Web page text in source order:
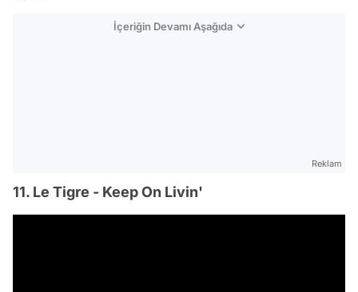
İçeriğin Devamı Aşağıda
Reklam
11. Le Tigre - Keep On Livin'